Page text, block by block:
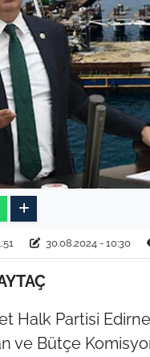
30.08.2024 - 10:30
Halk Partisi
ve Bütçe